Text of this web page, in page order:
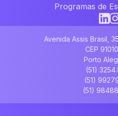
Programas de
Avenida Assis Brasil,
CEP
Porto
(51)
(51)
(51)